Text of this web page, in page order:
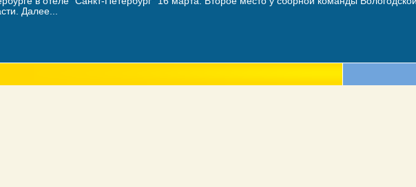
Далее...